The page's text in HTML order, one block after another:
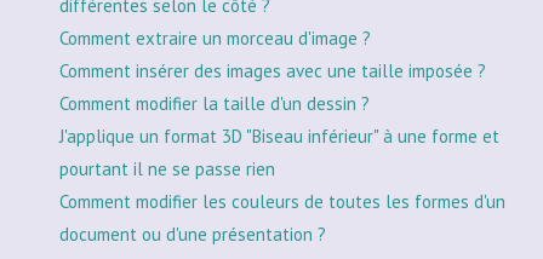
différentes selon le côté ?
Comment extraire un morceau d'image ?
Comment insérer des images avec une taille imposée ?
Comment modifier la taille d'un dessin ?
J'applique un format 3D "Biseau inférieur" à une forme et
pourtant il ne se passe rien
Comment modifier les couleurs de toutes les formes d'un
document ou d'une présentation ?